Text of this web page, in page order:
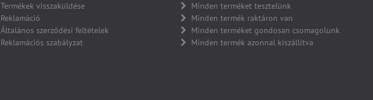
Termékek visszaküldése
Reklamáció
Általános szerződési feltételek
Reklamációs szabályzat
Minden terméket tesztelünk
Minden termék raktáron van
Minden terméket gondosan csomagolunk
Minden termék azonnal kiszállítva